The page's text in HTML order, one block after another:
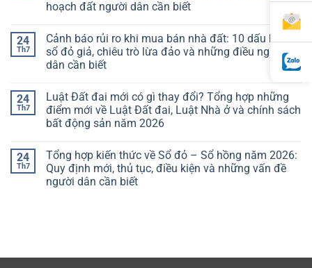
hoạch đất người dân cần biết
24
Th7
Cảnh báo rủi ro khi mua bán nhà đất: 10 dấu hiệu
sổ đỏ giả, chiêu trò lừa đảo và những điều người
dân cần biết
24
Th7
Luật Đất đai mới có gì thay đổi? Tổng hợp những
điểm mới về Luật Đất đai, Luật Nhà ở và chính sách
bất động sản năm 2026
24
Th7
Tổng hợp kiến thức về Sổ đỏ – Sổ hồng năm 2026:
Quy định mới, thủ tục, điều kiện và những vấn đề
người dân cần biết